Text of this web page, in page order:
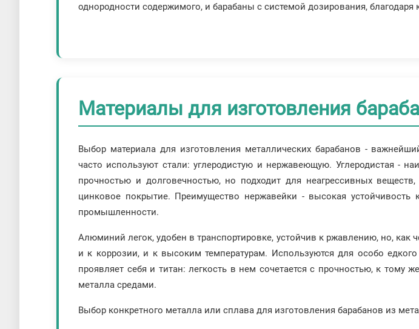
однородности содержимого, и барабаны с системой дозирования,
Материалы для изготовления
Выбор материала для изготовления металлических барабанов -
часто используют стали: углеродистую и нержавеющую. Углеродистая -
прочностью и долговечностью, но подходит для неагрессивных
цинковое покрытие. Преимущество нержавейки - высокая
промышленности.
Алюминий легок, удобен в транспортировке, устойчив к ржавлению, но,
и к коррозии, и к высоким температурам. Используются для особо
проявляет себя и титан: легкость в нем сочетается с прочностью, к
металла средами.
Выбор конкретного металла или сплава для изготовления барабанов из